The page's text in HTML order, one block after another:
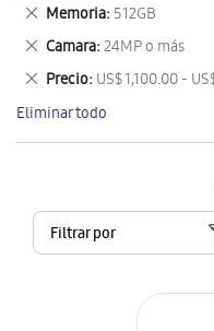
Filtrar por
Memoria 512GB
Eliminar
este
artículo
Camara 24MP o más
Eliminar
este
artículo
Precio US$ 1,100.00 -
Eliminar
este
artículo
Eliminar todo